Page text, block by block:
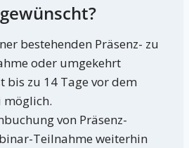
bestehenden Präsenz- zu
oder umgekehrt
bis zu 14 Tage vor dem
möglich.
von Präsenz-
Teilnahme weiterhin